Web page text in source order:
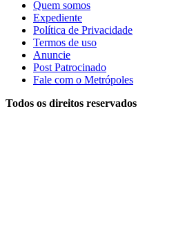
Quem somos
Expediente
Política de Privacidade
Termos de uso
Anuncie
Post Patrocinado
Fale com o Metrópoles
Todos os direitos reservados